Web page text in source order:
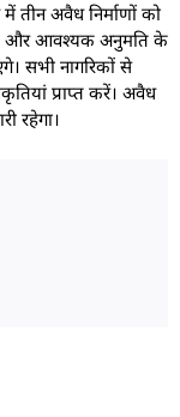
तीन अवैध निर्माणों को
और आवश्यक अनुमति के
सभी नागरिकों से
प्राप्त करें। अवैध
रहेगा।